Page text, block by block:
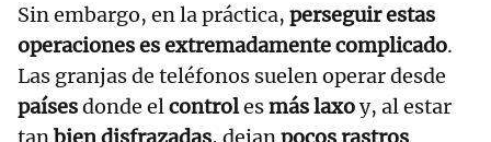
Sin embargo, en la práctica, perseguir estas
operaciones es extremadamente complicado.
Las granjas de teléfonos suelen operar desde
paísesdonde elcontrolesmás laxoy, al estar